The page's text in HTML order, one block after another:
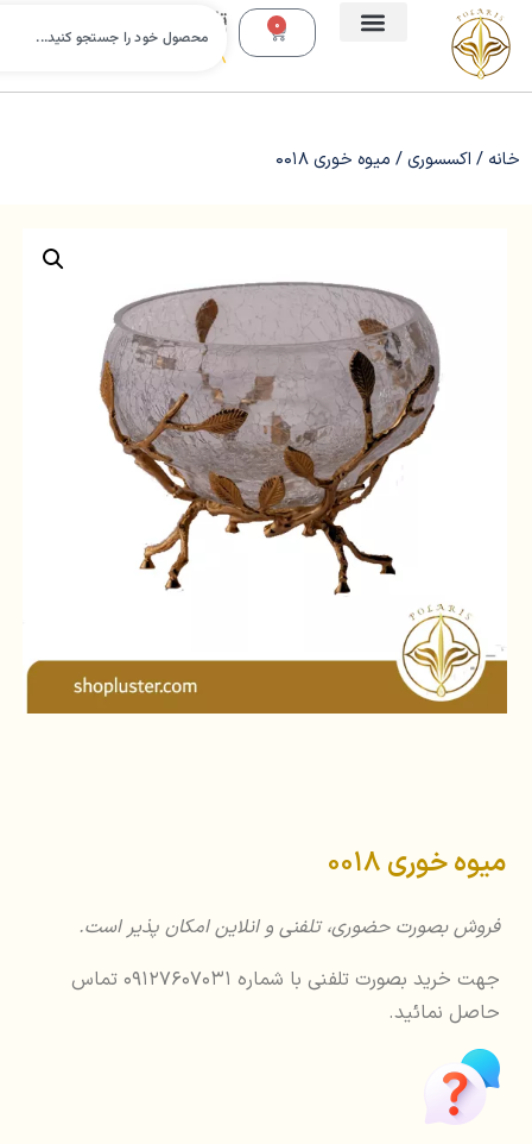
0 تلفن
تماس:
09112988638
خانه / اکسسوری/ میوه خوری 0018
میوه خوری 0018
فروش بصورت حضوری، تلفنی و انلاین امکان پذیر است.
جهت خرید بصورت تلفنی با شماره 09127607031 تماس
حاصل نمائید.